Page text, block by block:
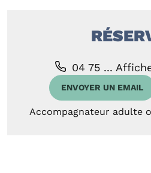
04 75 ...
ENVOYER UN EMAIL
Accompagnateur adulte